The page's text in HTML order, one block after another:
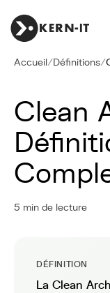
Accueil/Définitions/
Clean
5 min de lecture
DÉFINITION
La Clean